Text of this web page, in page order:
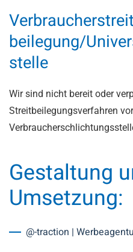
beilegung/
stelle
Wir sind nicht bereit oder
Streitbeilegungsverfahren
Gestaltung
Umsetzung:
@-traction |